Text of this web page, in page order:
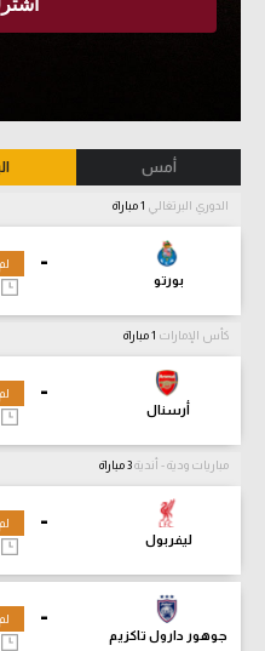
أمس
الدوري البرتغالي
-
بورتو
كأس الإمارات
-
أرسنال
مباريات ودية - أندية
-
ليفربول
-
جوهور دارول تاكزيم